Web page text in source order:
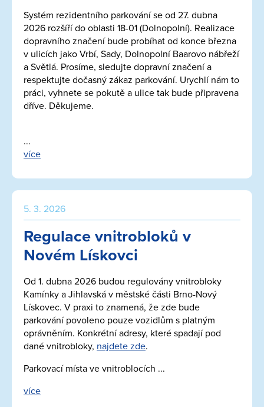
Systém rezidentního parkování se od 27. dubna
2026 rozšíří do oblasti 18-01 (Dolnopolní). Realizace
dopravního značení bude probíhat od konce března
v ulicích jako Vrbí, Sady, Dolnopolní Baarovo nábřeží
a Světlá. Prosíme, sledujte dopravní značení a
respektujte dočasný zákaz parkování. Urychlí nám to
práci, vyhnete se pokutě a ulice tak bude připravena
dříve. Děkujeme.
...
více
5. 3. 2026
Regulace vnitrobloků v
Novém Lískovci
Od 1. dubna 2026 budou regulovány vnitrobloky
Kamínky a Jihlavská v městské části Brno-Nový
Lískovec. V praxi to znamená, že zde bude
parkování povoleno pouze vozidlům s platným
oprávněním. Konkrétní adresy, které spadají pod
dané vnitrobloky, najdete zde.
Parkovací místa ve vnitroblocích ...
více